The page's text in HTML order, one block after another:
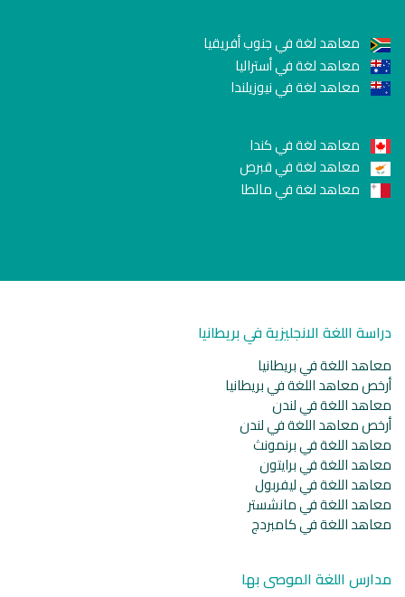
معاهد لغة في جنوب أفريقيا
معاهد لغة في أستراليا
معاهد لغة في نيوزيلندا
معاهد لغة في كندا
معاهد لغة في قبرص
معاهد لغة في مالطا
دراسة اللغة الانجليزية في بريطانيا
معاهد اللغة في بريطانيا
أرخص معاهد اللغة في بريطانيا
معاهد اللغة في لندن
أرخص معاهد اللغة في لندن
معاهد اللغة في برنمونث
معاهد اللغة في برايتون
معاهد اللغة في ليفربول
معاهد اللغة في مانشستر
معاهد اللغة في كامبردج
مدارس اللغة الموصى بها